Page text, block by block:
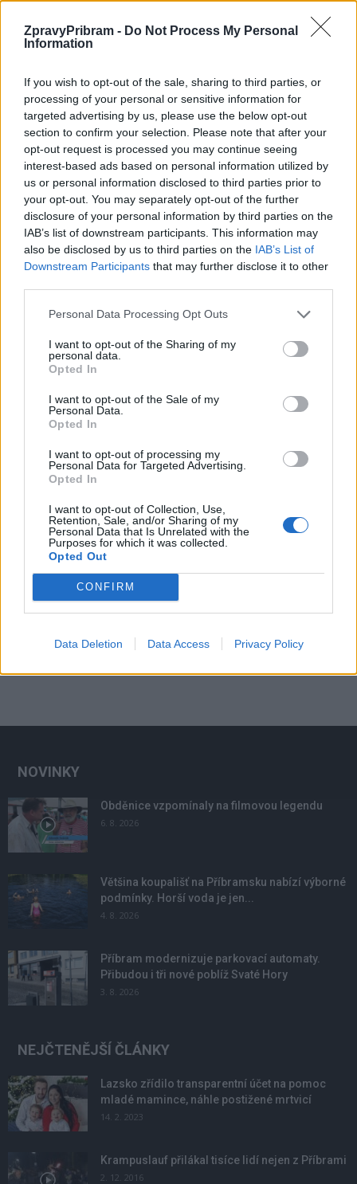
ZpravyPribram - Do Not Process My Personal
Information
If you wish to opt-out of the sale, sharing to third parties, or
processing of your personal or sensitive information for
targeted advertising by us, please use the below opt-out
section to confirm your selection. Please note that after your
opt-out request is processed you may continue seeing
interest-based ads based on personal information utilized by
us or personal information disclosed to third parties prior to
your opt-out. You may separately opt-out of the further
disclosure of your personal information by third parties on the
IAB’s list of downstream participants. This information may
also be disclosed by us to third parties on the IAB’s List of
Downstream Participants that may further disclose it to other
Personal Data Processing Opt Outs
I want to opt-out of the Sharing of my
personal data.
Opted In
I want to opt-out of the Sale of my
Personal Data.
Opted In
I want to opt-out of processing my
Personal Data for Targeted Advertising.
Opted In
I want to opt-out of Collection, Use,
Retention, Sale, and/or Sharing of my
Personal Data that Is Unrelated with the
Purposes for which it was collected.
Opted Out
CONFIRM
Data Deletion Data Access Privacy Policy
Předchozí článek
Macík vyhrál Rallye du Maroc
Následující článek
Junior bude hostit festival
outdoorových filmů
SOUVISEJÍCÍ ČLÁNKY
VÍCE OD AUTORA
Na zámku v Bukovanech tráví prázdniny
přes 70 dětí. Příměstské tábory se konají
poprvé
Březnicko
Zámek Březnice se objeví v televizním
Březnicko
Obyvatelé Starosedlského Hrádku řekli
o víkendu větrným elektrárnám jasné ne
NOVINKY
Obděnice vzpomínaly na filmovou legendu
6. 8. 2026
Většina koupališť na Příbramsku nabízí výborné
podmínky. Horší voda je jen...
4. 8. 2026
Příbram modernizuje parkovací automaty.
Přibudou i tři nové poblíž Svaté Hory
3. 8. 2026
NEJČTENĚJŠÍ ČLÁNKY
Lazsko zřídilo transparentní účet na pomoc
mladé mamince, náhle postižené mrtvicí
14. 2. 2023
Krampuslauf přilákal tisíce lidí nejen z Příbrami
2. 12. 2016